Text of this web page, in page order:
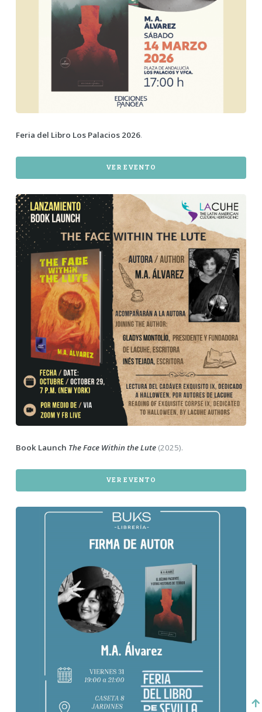
Feria del Libro Los Palacios 2026.
VER EVENTO
Book Launch The Face Within the Lute(2025).
VER EVENTO